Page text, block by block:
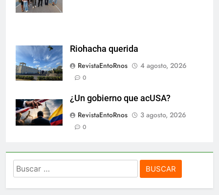
Riohacha querida
RevistaEntoRnos
4 agosto, 2026
0
¿Un gobierno que acUSA?
RevistaEntoRnos
3 agosto, 2026
0
Buscar: